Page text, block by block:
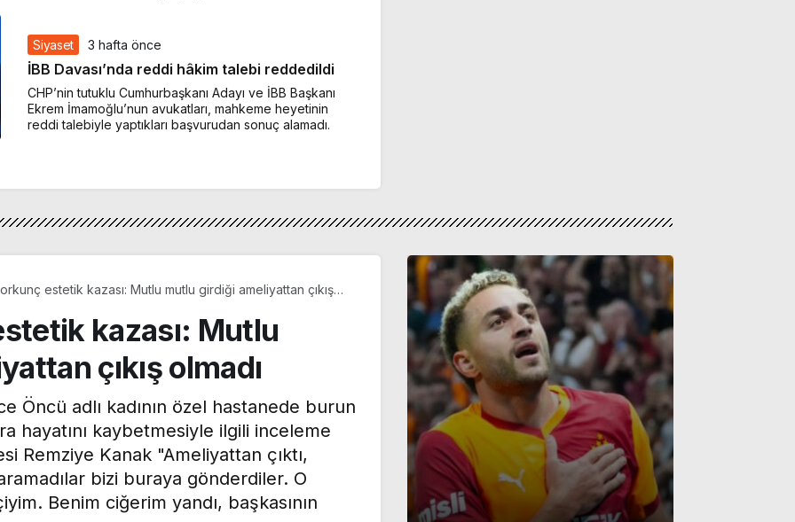
Siyaset 3 hafta önce
İBB Davası’nda reddi hâkim talebi reddedildi
CHP’nin tutuklu Cumhurbaşkanı Adayı ve İBB Başkanı
Ekrem İmamoğlu’nun avukatları, mahkeme heyetinin
reddi talebiyle yaptıkları başvurudan sonuç alamadı.
estetik kazası: Mutlu mutlu girdiği ameliyattan çıkış
kazası: Mutlu
çıkış olmadı
Öncü adlı kadının özel hastanede burun
hayatını kaybetmesiyle ilgili inceleme
Remziye Kanak "Ameliyattan çıktı,
bizi buraya gönderdiler. O
Benim ciğerim yandı, başkasının
Hull City Teknik